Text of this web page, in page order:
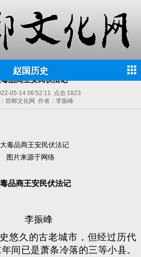
赵国历史
品商王安民伏法记
05-14 06:52:11 点击:1823
邯郸文化网 作者：李振峰
图片来源于网络
品商王安民伏法记
李振峰
悠久的古老城市，但经过历代
间已是萧条冷落的三等小县。